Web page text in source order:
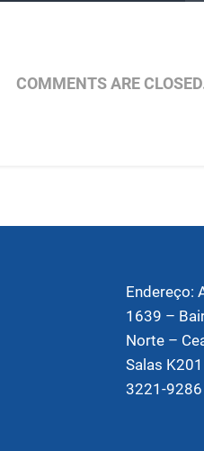
COMMENTS ARE
Endereço:
1639 –
Norte –
Salas
3221-9286